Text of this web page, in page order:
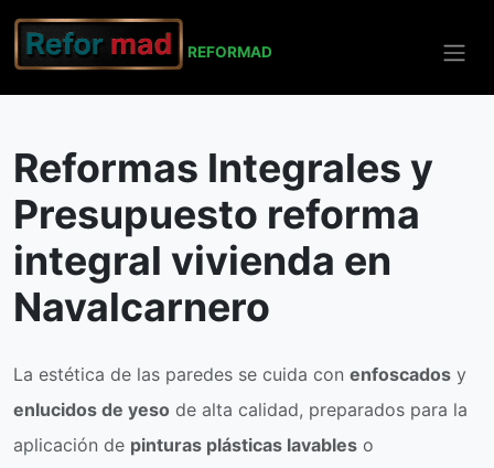
REFORMAD
Inicio Navalcarnero
Reformas Integrales y
Presupuesto reforma
integral vivienda en
Navalcarnero
La estética de las paredes se cuida con enfoscados y
enlucidos de yeso de alta calidad, preparados para la
aplicación de pinturas plásticas lavables o